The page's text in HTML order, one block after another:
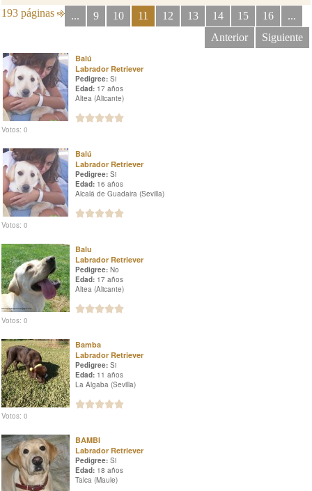
193 páginas ... 9 10 11 12 13 14 15 16
...
Anterior
Siguiente
Balú
Labrador Retriever
Pedigree: Si
Edad: 17 años
Altea (Alicante)
Votos: 0
Balú
Labrador Retriever
Pedigree: Si
Edad: 16 años
Alcalá de Guadaira (Sevilla)
Votos: 0
Balu
Labrador Retriever
Pedigree: No
Edad: 17 años
Altea (Alicante)
Votos: 0
Bamba
Labrador Retriever
Pedigree: Si
Edad: 11 años
La Algaba (Sevilla)
Votos: 0
BAMBI
Labrador Retriever
Pedigree: Si
Edad: 18 años
Talca (Maule)